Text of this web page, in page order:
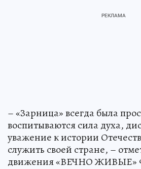
– «Зарница» всегда была
воспитываются сила духа,
уважение к истории
служить своей стране, –
движения «ВЕЧНО ЖИВЫЕ»